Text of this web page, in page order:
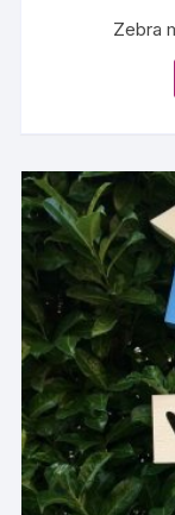
Zebra